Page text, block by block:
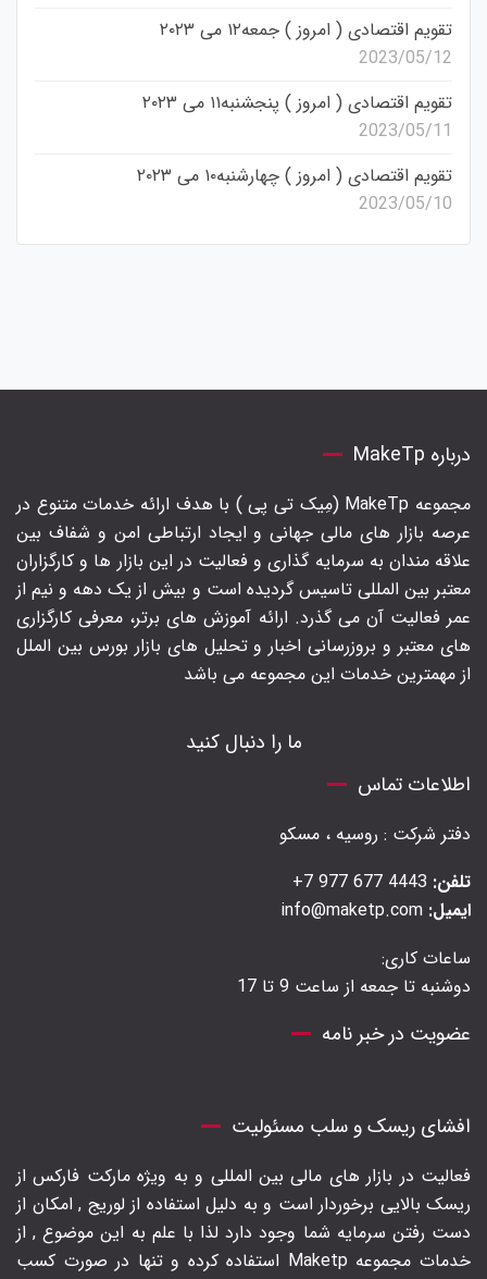
تقویم اقتصادی ( امروز ) جمعه۱۲ می ۲۰۲۳
2023/05/12
تقویم اقتصادی ( امروز ) پنجشنبه۱۱ می ۲۰۲۳
2023/05/11
تقویم اقتصادی ( امروز ) چهارشنبه۱۰ می ۲۰۲۳
2023/05/10
درباره MakeTp
مجموعه MakeTp (مِیک تی پی ) با هدف ارائه خدمات متنوع در
عرصه بازار های مالی جهانی و ایجاد ارتباطی امن و شفاف بین
علاقه مندان به سرمایه گذاری و فعالیت در این بازار ها و کارگزاران
معتبر بین المللی تاسیس گردیده است و بیش از یک دهه و نیم از
عمر فعالیت آن می گذرد. ارائه آموزش های برتر‍، معرفی کارگزاری
های معتبر و بروزرسانی اخبار و تحلیل های بازار بورس بین الملل
از مهمترین خدمات این مجموعه می باشد
ما را دنبال کنید
اطلاعات تماس
دفتر شرکت : روسیه ، مسکو
تلفن:
ایمیل:
ساعات کاری:
دوشنبه تا جمعه از ساعت 9 تا 17
عضویت در خبر نامه
افشای ریسک و سلب مسئولیت
فعالیت در بازار های مالی بین المللی و به ویژه مارکت فارکس از
ریسک بالایی برخوردار است و به دلیل استفاده از لوریج , امکان از
دست رفتن سرمایه شما وجود دارد لذا با علم به این موضوع , از
خدمات مجموعه Maketp استفاده کرده و تنها در صورت کسب